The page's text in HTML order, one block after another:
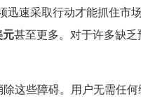
迅速采取行动才能抓住市
元甚至更多。对于许多缺
这些障碍。用户无需任